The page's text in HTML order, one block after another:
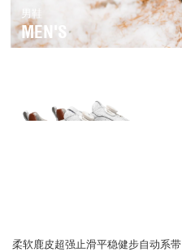
男鞋
MEN'S
柔软鹿皮超强止滑平稳健步自动系带